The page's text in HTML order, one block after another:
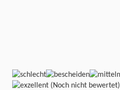
(Noch nicht bewertet)